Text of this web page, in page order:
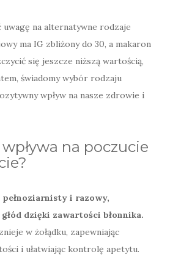
na alternatywne rodzaje
ma IG zbliżony do 30, a makaron
się jeszcze niższą wartością,
świadomy wybór rodzaju
wpływ na nasze zdrowie i
na poczucie
i razowy,
dzięki zawartości błonnika.
w żołądku, zapewniając
i ułatwiając kontrolę apetytu.